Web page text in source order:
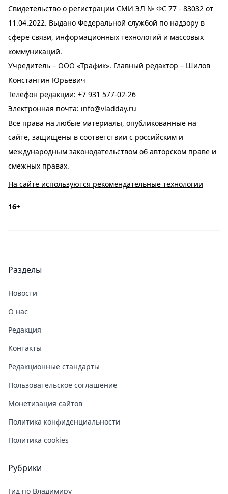
Свидетельство о регистрации СМИ ЭЛ № ФС 77 - 83032 от
11.04.2022. Выдано Федеральной службой по надзору в
сфере связи, информационных технологий и массовых
коммуникаций.
Учредитель – ООО «Трафик». Главный редактор – Шилов
Константин Юрьевич
Телефон редакции: +7 931 577-02-26
Электронная почта: info@vladday.ru
Все права на любые материалы, опубликованные на
сайте, защищены в соответствии с российским и
международным законодательством об авторском праве и
смежных правах.
На сайте используются рекомендательные технологии
16+
Разделы
Новости
О нас
Редакция
Контакты
Редакционные стандарты
Пользовательское соглашение
Монетизация сайтов
Политика конфиденциальности
Политика cookies
Рубрики
Гид по Владимиру